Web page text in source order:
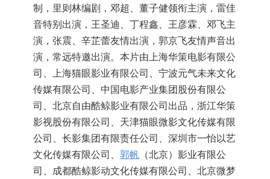
制，里则林编剧，邓超、董子健领衔主演，雷佳
音特别出演，王圣迪、丁程鑫、王彦霖、邓飞主
演，张震、辛芷蕾友情出演，郭京飞友情声音出
演，常远特邀出演。本片由上海华策电影有限公
司、上海猫眼影业有限公司、宁波元气未来文化
传媒有限公司、中国电影产业集团股份有限公
司、北京自由酷鲸影业有限公司出品，浙江华策
影视股份有限公司、天津猫眼微影文化传媒有限
公司、长影集团有限责任公司、深圳市一怡以艺
文化传媒有限公司、 郭帆 （北京）影业有限公
司、成都酷鲸影动文化传媒有限公司、北京微梦